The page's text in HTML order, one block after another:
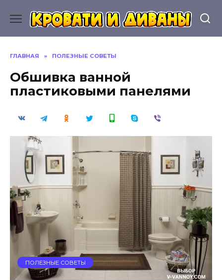
содержанию
ГЛАВНАЯ » ПОЛЕЗНЫЕ СОВЕТЫ
Обшивка ванной
пластиковыми панелями
ПОЛЕЗНЫЕ СОВЕТЫ